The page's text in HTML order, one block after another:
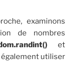
examinons
de nombres
et
également utiliser